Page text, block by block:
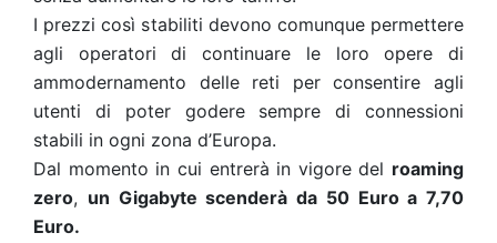
I prezzi così stabiliti devono comunque permettere
agli operatori di continuare le loro opere di
ammodernamento delle reti per consentire agli
utenti di poter godere sempre di connessioni
stabili in ogni zona d’Europa.
Dal momento in cui entrerà in vigore del roaming
zero, un Gigabyte scenderà da 50 Euro a 7,70
Euro.